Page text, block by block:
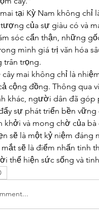
tại Kỳ Nam không chỉ
của sự giàu có và
sóc cẩn thận, những
mình giá trị văn hóa
trọng.
cây mai không chỉ là
cộng đồng. Thông qua
khác, người dân đã góp
sự phát triển bền vững
khởi và mong chờ của
sẽ là một kỷ niệm
sẽ là điểm nhấn tinh
thể hiện sức sống và